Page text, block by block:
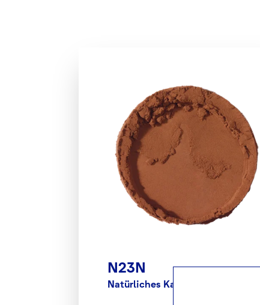
N23N
Natürliches Kakaopulver